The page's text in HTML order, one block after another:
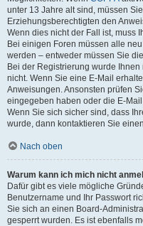
unter 13 Jahre alt sind, müssen
Erziehungsberechtigten den
Wenn dies nicht der Fall ist, muss
Bei einigen Foren müssen alle
werden – entweder müssen Sie
Bei der Registrierung wurde
nicht. Wenn Sie eine E-Mail
Anweisungen. Ansonsten prüfen
eingegeben haben oder die E-
Wenn Sie sich sicher sind, dass
wurde, dann kontaktieren Sie
Nach oben
Warum kann ich mich nicht
Dafür gibt es viele mögliche
Benutzername und Ihr Passwort
Sie sich an einen Board-
gesperrt wurden. Es ist ebenfalls